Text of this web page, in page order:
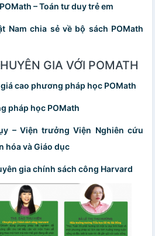
– Toán tư duy trẻ em
Nam chia sẻ về bộ sách POMath
GIA VỚI POMATH
cao phương pháp học POMath
pháp học POMath
– Viện trưởng Viện Nghiên cứu
hóa và Giáo dục
gia chính sách công Harvard